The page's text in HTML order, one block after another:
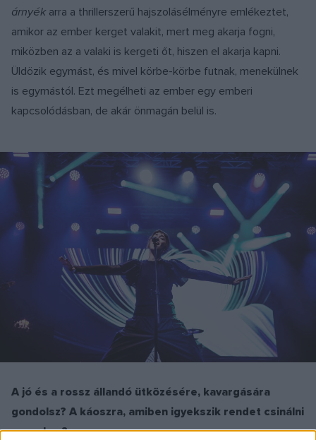
árnyék arra a thrillerszerű hajszolásélményre emlékeztet,
amikor az ember kerget valakit, mert meg akarja fogni,
miközben az a valaki is kergeti őt, hiszen el akarja kapni.
Üldözik egymást, és mivel körbe-körbe futnak, menekülnek
is egymástól. Ezt megélheti az ember egy emberi
kapcsolódásban, de akár önmagán belül is.
A jó és a rossz állandó ütközésére, kavargására
gondolsz? A káoszra, amiben igyekszik rendet csinálni
az ember?